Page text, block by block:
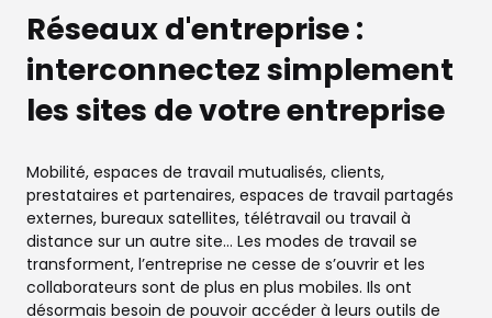
Réseaux d'entreprise :
interconnectez simplement
les sites de votre entreprise
Mobilité, espaces de travail mutualisés, clients,
prestataires et partenaires, espaces de travail partagés
externes, bureaux satellites, télétravail ou travail à
distance sur un autre site… Les modes de travail se
transforment, l’entreprise ne cesse de s’ouvrir et les
collaborateurs sont de plus en plus mobiles. Ils ont
désormais besoin de pouvoir accéder à leurs outils de